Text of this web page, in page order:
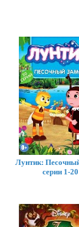
Лунтик:
серии 1-20